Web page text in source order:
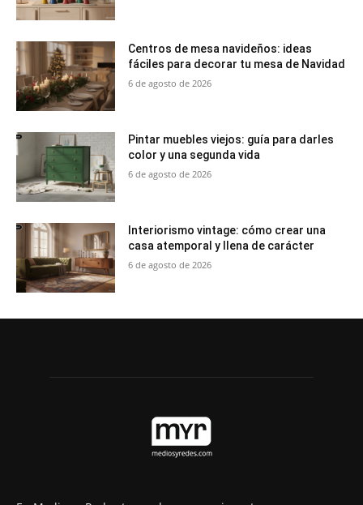
Centros de mesa navideños: ideas
fáciles para decorar tu mesa de Navidad
6 de agosto de 2026
Pintar muebles viejos: guía para darles
color y una segunda vida
6 de agosto de 2026
Interiorismo vintage: cómo crear una
casa atemporal y llena de carácter
6 de agosto de 2026